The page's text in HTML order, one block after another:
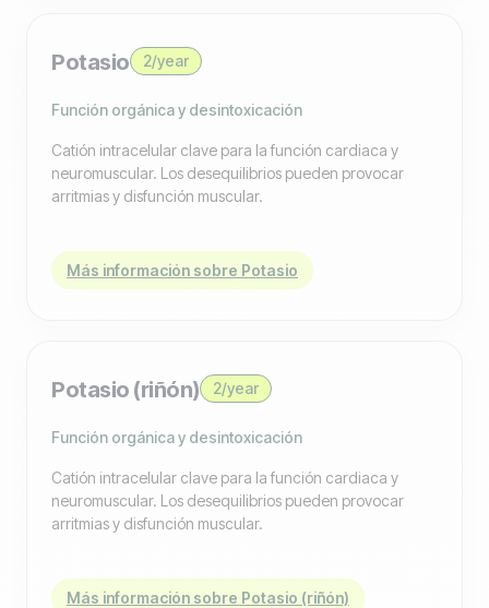
Potasio 2/year
Función orgánica y desintoxicación
Catión intracelular clave para la función cardiaca y
neuromuscular. Los desequilibrios pueden provocar
arritmias y disfunción muscular.
Más información sobre Potasio
Potasio (riñón) 2/year
Función orgánica y desintoxicación
Catión intracelular clave para la función cardiaca y
neuromuscular. Los desequilibrios pueden provocar
arritmias y disfunción muscular.
Más información sobre Potasio (riñón)